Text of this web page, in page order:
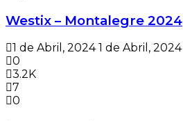
Westix – Montalegre 2024
1 de Abril, 2024 1 de Abril, 2024
0
3.2K
7
0